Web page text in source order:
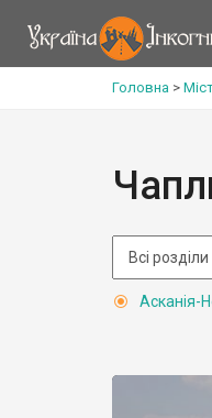
Головна >
Асканія-